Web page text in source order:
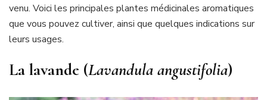
venu. Voici les principales plantes médicinales aromatiques
que vous pouvez cultiver, ainsi que quelques indications sur
leurs usages.
La lavande (Lavandula angustifolia)